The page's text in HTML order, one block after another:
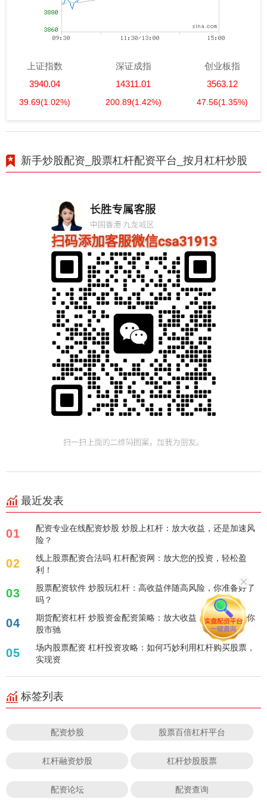
上证指数
3940.04
39.69(1.02%)
深证成指
14311.01
200.89(1.42%)
创业板指
3563.12
47.56(1.35%)
新手炒股配资_股票杠杆配资平台_按月杠杆炒股
最近发表
01
配资专业在线配资炒股 炒股上杠杆：放大收益，还是加速风
险？
02
线上股票配资合法吗 杠杆配资网：放大您的投资，轻松盈
利！
03
股票配资软件 炒股玩杠杆：高收益伴随高风险，你准备好了
吗？
04
期货配资杠杆 炒股资金配资策略：放大收益，智能配资助你
股市驰
05
场内股票配资 杠杆投资攻略：如何巧妙利用杠杆购买股票，
实现资
标签列表
配资炒股 股票百倍杠杆平台
杠杆融资炒股 杠杆炒股股票
配资论坛 配资查询